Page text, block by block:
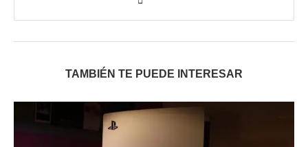
TAMBIÉN TE PUEDE INTERESAR